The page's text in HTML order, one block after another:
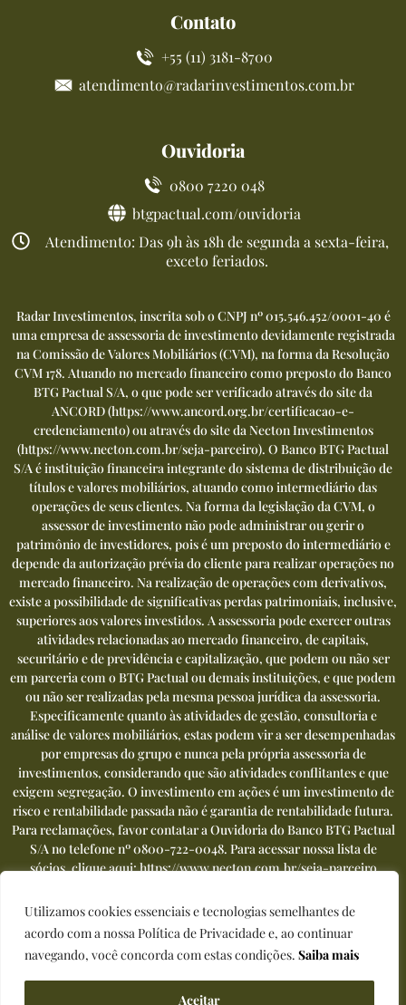
Utilizamos cookies essenciais e tecnologias semelhantes de
acordo com a nossa Política de Privacidade e, ao continuar
navegando, você concorda com estas condições. Saiba mais
Aceitar
Contato
+55 (11) 3181-8700
atendimento@radarinvestimentos.com.br
Ouvidoria
0800 7220 048
btgpactual.com/ouvidoria
Atendimento: Das 9h às 18h de segunda a sexta-feira,
exceto feriados.
Radar Investimentos, inscrita sob o CNPJ nº 015.546.452/0001-40 é
uma empresa de assessoria de investimento devidamente registrada
na Comissão de Valores Mobiliários (CVM), na forma da Resolução
CVM 178. Atuando no mercado financeiro como preposto do Banco
BTG Pactual S/A, o que pode ser verificado através do site da
ANCORD (https://www.ancord.org.br/certificacao-e-
credenciamento) ou através do site da Necton Investimentos
(https://www.necton.com.br/seja-parceiro). O Banco BTG Pactual
S/A é instituição financeira integrante do sistema de distribuição de
títulos e valores mobiliários, atuando como intermediário das
operações de seus clientes. Na forma da legislação da CVM, o
assessor de investimento não pode administrar ou gerir o
patrimônio de investidores, pois é um preposto do intermediário e
depende da autorização prévia do cliente para realizar operações no
mercado financeiro. Na realização de operações com derivativos,
existe a possibilidade de significativas perdas patrimoniais, inclusive,
superiores aos valores investidos. A assessoria pode exercer outras
atividades relacionadas ao mercado financeiro, de capitais,
securitário e de previdência e capitalização, que podem ou não ser
em parceria com o BTG Pactual ou demais instituições, e que podem
ou não ser realizadas pela mesma pessoa jurídica da assessoria.
Especificamente quanto às atividades de gestão, consultoria e
análise de valores mobiliários, estas podem vir a ser desempenhadas
por empresas do grupo e nunca pela própria assessoria de
investimentos, considerando que são atividades conflitantes e que
exigem segregação. O investimento em ações é um investimento de
risco e rentabilidade passada não é garantia de rentabilidade futura.
Para reclamações, favor contatar a Ouvidoria do Banco BTG Pactual
S/A no telefone nº0800-722-0048. Para acessar nossa lista de
sócios, clique aqui:https://www.necton.com.br/seja-parceiro
Política de privacidade | Termos de uso
Desenvolvido porPalmer Hargreaves